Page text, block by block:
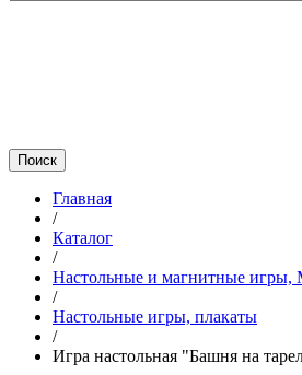
Главная
/
Каталог
/
Настольные и магнитные игры,
/
Настольные игры, плакаты
/
Игра настольная "Башня на